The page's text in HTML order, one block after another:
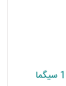
قیمت – تیترازول هایامین کد 115480 سیگما